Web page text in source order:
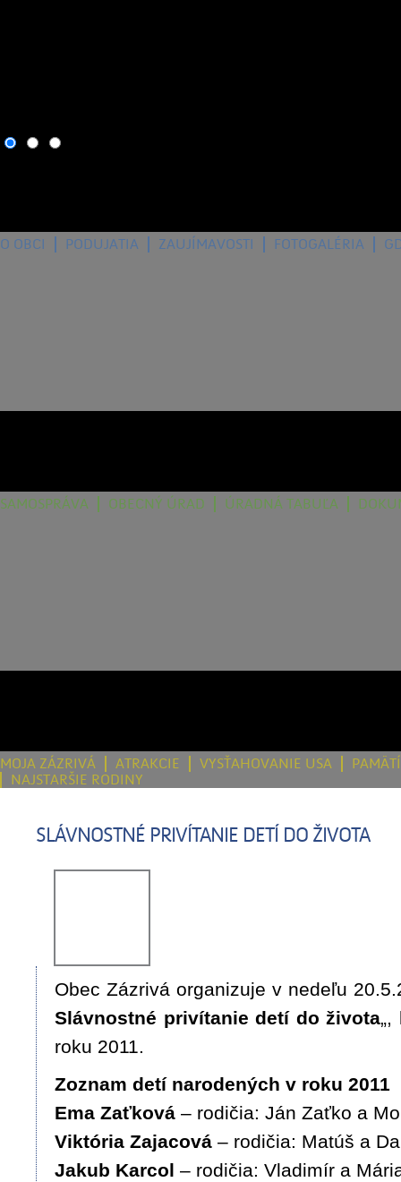
O OBCI PODUJATIA ZAUJÍMAVOSTI FOTOGALÉRIA
SAMOSPRÁVA OBECNÝ ÚRAD ÚRADNÁ TABUĽA
MOJA ZÁZRIVÁ ATRAKCIE VYSŤAHOVANIE USA
NAJSTARŠIE RODINY
SLÁVNOSTNÉ PRIVÍTANIE DETÍ DO ŽIVOTA
Obec Zázrivá organizuje v nedeľu
Slávnostné privítanie detí do života„,
roku 2011.
Zoznam detí narodených v roku 2011
Ema Zaťková – rodičia: Ján Zaťko a
Viktória Zajacová – rodičia: Matúš a
Jakub Karcol – rodičia: Vladimír a